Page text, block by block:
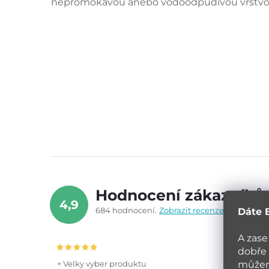
Dáte
A
dobře
4,9
Hodnocení zákazníků
684 hodnocení Zobrazit recenze
+ Velky vyber produktu
+